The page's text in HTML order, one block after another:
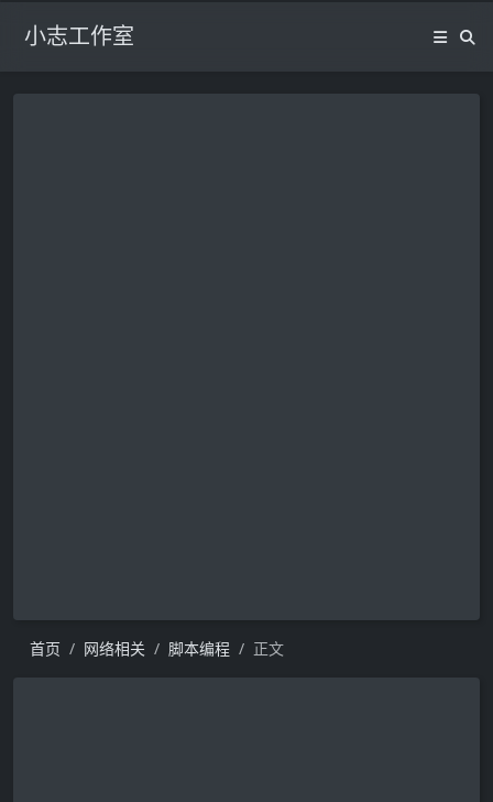
小志工作室
首页 网络相关 脚本编程 正文